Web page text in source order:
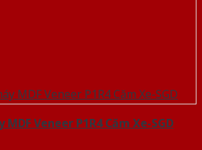
MDF Veneer P1R4 Căm Xe-SGD